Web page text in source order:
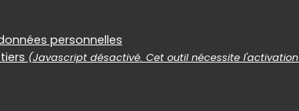
personnelles
(Javascript désactivé. Cet outil nécessite